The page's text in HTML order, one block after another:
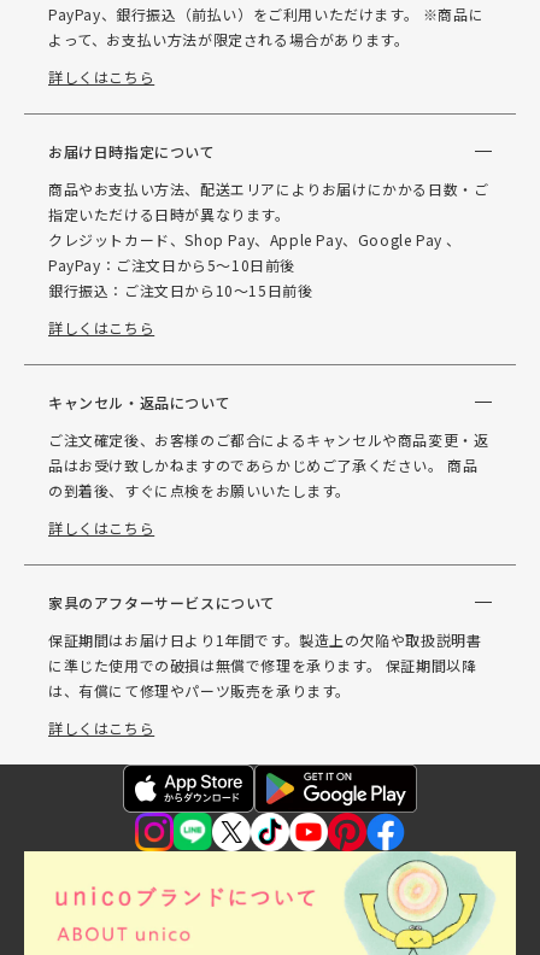
PayPay、銀行振込（前払い）をご利用いただけます。 ※商品に
よって、お支払い方法が限定される場合があります。
詳しくはこちら
お届け日時指定について
商品やお支払い方法、配送エリアによりお届けにかかる日数・ご
指定いただける日時が異なります。
クレジットカード、Shop Pay、Apple Pay、Google Pay 、
PayPay：ご注文日から5～10日前後
銀行振込：ご注文日から10～15日前後
詳しくはこちら
キャンセル・返品について
ご注文確定後、お客様のご都合によるキャンセルや商品変更・返
品はお受け致しかねますのであらかじめご了承ください。 商品
の到着後、すぐに点検をお願いいたします。
詳しくはこちら
家具のアフターサービスについて
保証期間はお届け日より1年間です。製造上の欠陥や取扱説明書
に準じた使用での破損は無償で修理を承ります。 保証期間以降
は、有償にて修理やパーツ販売を承ります。
詳しくはこちら